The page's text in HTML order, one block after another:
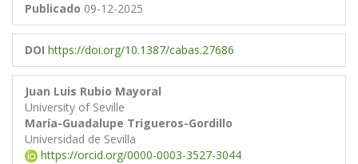
Publicado 09-12-2025
DOI https://doi.org/10.1387/cabas.27686
Juan Luis Rubio Mayoral
University of Seville
María-Guadalupe Trigueros-Gordillo
Universidad de Sevilla
https://orcid.org/0000-0003-3527-3044